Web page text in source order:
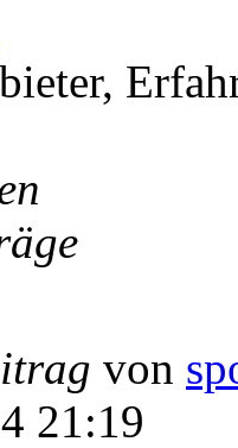
von
21:19